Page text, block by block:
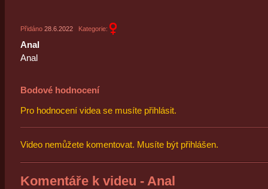
Přidáno 28.6.2022 Kategorie:
Anal
Anal
Bodové hodnocení
Pro hodnocení videa se musíte přihlásit.
Video nemůžete komentovat. Musíte být přihlášen.
Komentáře k videu - Anal